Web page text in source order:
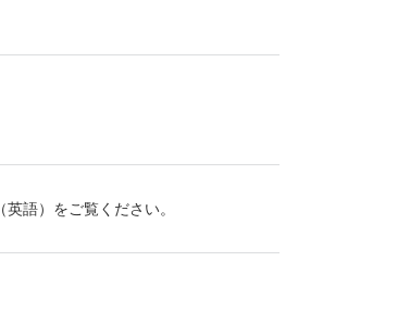
（英語）をご覧ください。